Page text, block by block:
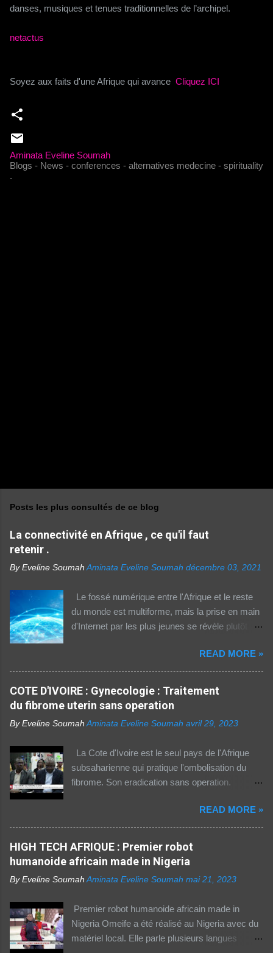
danses, musiques et tenues traditionnelles de l’archipel.
netactus
Soyez aux faits d'une Afrique qui avance Cliquez ICI
Aminata Eveline Soumah
Blogs - News - conferences - alternatives medecine - spirituality
.
Posts les plus consultés de ce blog
La connectivité en Afrique , ce qu'il faut
retenir .
By Eveline SoumahAminata Eveline Soumah décembre 03, 2021
Le fossé numérique entre l'Afrique et le reste
du monde est multiforme, mais la prise en main
d'Internet par les plus jeunes se révèle plutôt
http://boutic.evemoney.1tpe.fr Un tiers (33%) de
la population dans la région Afrique (hors Etats
arabes du continent) utilise Internet, selon le
rapport 2021 de l'Union internationale des
télécommunications (UIT) sur la connectivité
numérique dans le monde. Si entre 2019 et
dans cette partie du monde, cette dernière est
celle où l'accès au web reste difficile –
notamment pour les femmes et les personnes
coûteux. Cinq faits pour appréhender le fossé
numérique en Afrique. La moitié des citadins
africains sont en ligne contre seulement 15% de
la population rurale. A l'échelle de la planète, les
habitants des zones urbaines sont deux fois...
READ MORE »
COTE D'IVOIRE : Gynecologie : Traitement
du fibrome uterin sans operation
By Eveline SoumahAminata Eveline Soumah avril 29, 2023
La Cote d'Ivoire est le seul pays de l'Afrique
subsaharienne qui pratique l'ombolisation du
fibrome. Son eradication sans operation.
d'Ivoire. Elle a gueri pres de 300 femmes.
Suivez ceci. - 1TPE.com - Votre boutique de
produits digitaux Source life tv.
READ MORE »
HIGH TECH AFRIQUE : Premier robot
humanoide africain made in Nigeria
By Eveline SoumahAminata Eveline Soumah mai 21, 2023
Premier robot humanoide africain made in
Nigeria Omeife a été réalisé au Nigeria avec du
matériel local. Elle parle plusieurs langues